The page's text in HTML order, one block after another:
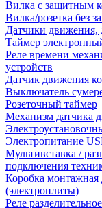
Вилка с защитным
Вилка/розетка без
Датчики движения,
Таймер
Реле времени
устройств
Датчик движения
Выключатель
Розеточный таймер
Механизм датчика
Электропитание
Мультивставка /
подключения
Коробка монтажная
(электроплиты)
Реле